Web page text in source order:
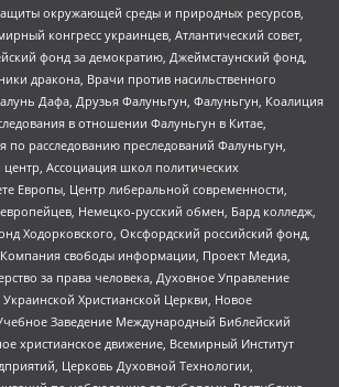
окружающей среды и природных ресурсов,
конгресс украинцев, Атлантический совет,
фонд за демократию, Джеймстаунский фонд,
дракона, Врачи против насильственного
Дафа, Друзья Фалуньгун, Фалуньгун, Коалиция
в отношении Фалуньгун в Китае,
по расследованию преследований Фалуньгун,
Ассоциация школ политических
Европы, Центр либеральной современности,
Немецко-русский обмен, Бард колледж,
Ходорковского, Оксфордский российский фонд,
свободы информации, Проект Медиа,
за права человека, Духовное Управление
Украинской Христианской Церкви, Новое
Заведение Международный Библейский
христианское движение, Всемирный Институт
Церковь Духовной Технологии,